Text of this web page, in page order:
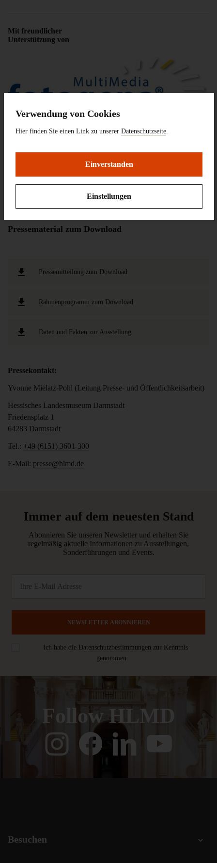
Mit freundlicher
Unterstützung von
Pressematerial zum Download
Pressemitteilung zum Download
Rahmenprogramm zum Download
Daten und Fakten zur Ausstellung
Pressekontakt:
Yvonne Mielatz-Pohl (Leitung Presse- und Öffentlichkeitsarbeit)
Hessisches Landesmuseum Darmstadt
Friedensplatz 1
64283 Darmstadt
Tel.: +49 (6151) 3601-300
E-Mail: presse@hlmd.de
Immer auf dem neuesten Stand
Abonnieren Sie unseren Newsletter und erhalten Sie
regelmäßig aktuelle Informationen zu Ausstellungen,
Sonderführungen und Events.
Ich habe die Datenschutzbestimmungen zur Kenntnis
genommen.
NEWSLETTER ABONNIEREN
Follow HLMD
Besuchen
Verwendung von Cookies
Hier finden Sie einen Link zu unserer Datenschutzseite
Einverstanden
Einstellungen